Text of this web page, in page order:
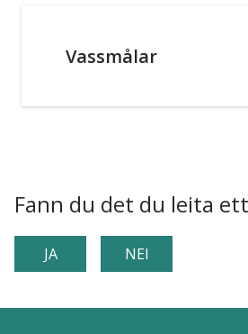
Vassmålar
Fann du det du leita
JA NEI